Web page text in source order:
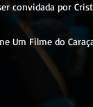
convidada por
Um Filme do